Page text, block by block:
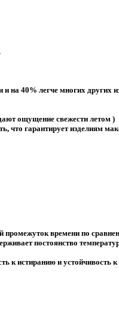
на 40% легче многих
ощущение свежести летом )
что гарантирует изделиям
промежуток времени по
постоянство
к истиранию и устойчивость к